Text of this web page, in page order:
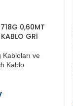
0,60MT
GRİ
Kabloları ve
Kablo